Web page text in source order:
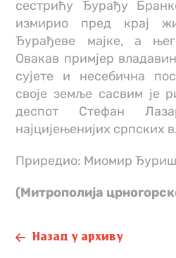
сестрићу Ђурађу
измирио пред крај
Ђурађеве мајке, а
Овакав примјер
сујете и несебична
своје земље сасвим је
деспот Стефан
најцијењенијих српских
Приредио: Миомир
(Митрополија
Назад у архиву